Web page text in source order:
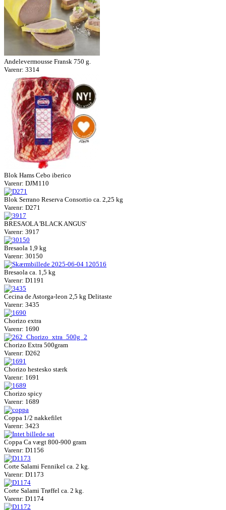
Andelevermousse Fransk 750 g.
Varenr: 3314
Blok Hams Cebo iberico
Varenr: DJM110
Blok Serrano Reserva Consortio ca. 2,25 kg
Varenr: D271
BRESAOLA 'BLACK ANGUS'
Varenr: 3917
Bresaola 1,9 kg
Varenr: 30150
Bresaola ca. 1,5 kg
Varenr: D1191
Cecina de Astorga-leon 2,5 kg Delitaste
Varenr: 3435
Chorizo extra
Varenr: 1690
Chorizo Extra 500gram
Varenr: D262
Chorizo hestesko stærk
Varenr: 1691
Chorizo spicy
Varenr: 1689
Coppa 1/2 nakkefilet
Varenr: 3423
Coppa Ca vægt 800-900 gram
Varenr: D1156
Corte Salami Fennikel ca. 2 kg.
Varenr: D1173
Corte Salami Trøffel ca. 2 kg.
Varenr: D1174